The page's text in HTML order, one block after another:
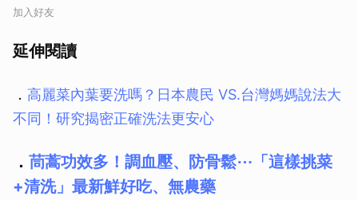
加入好友
延伸閱讀
． 高麗菜內葉要洗嗎？日本農民 VS.台灣媽媽說法大
不同！研究揭密正確洗法更安心
． 茼蒿功效多！調血壓、防骨鬆⋯「這樣挑菜
+清洗」最新鮮好吃、無農藥
取消